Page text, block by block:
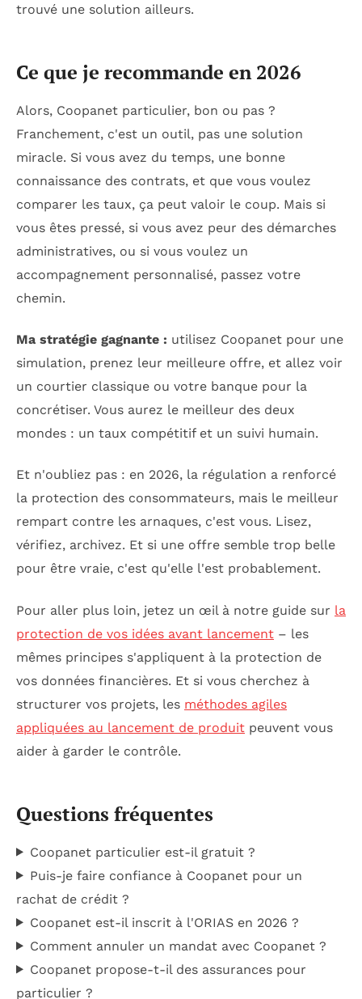
trouvé une solution ailleurs.
Ce que je recommande en 2026
Alors, Coopanet particulier, bon ou pas ?
Franchement, c'est un outil, pas une solution
miracle. Si vous avez du temps, une bonne
connaissance des contrats, et que vous voulez
comparer les taux, ça peut valoir le coup. Mais si
vous êtes pressé, si vous avez peur des démarches
administratives, ou si vous voulez un
accompagnement personnalisé, passez votre
chemin.
Ma stratégie gagnante : utilisez Coopanet pour une
simulation, prenez leur meilleure offre, et allez voir
un courtier classique ou votre banque pour la
concrétiser. Vous aurez le meilleur des deux
mondes : un taux compétitif et un suivi humain.
Et n'oubliez pas : en 2026, la régulation a renforcé
la protection des consommateurs, mais le meilleur
rempart contre les arnaques, c'est vous. Lisez,
vérifiez, archivez. Et si une offre semble trop belle
pour être vraie, c'est qu'elle l'est probablement.
Pour aller plus loin, jetez un œil à notre guide sur la
protection de vos idées avant lancement – les
mêmes principes s'appliquent à la protection de
vos données financières. Et si vous cherchez à
structurer vos projets, les méthodes agiles
appliquées au lancement de produit peuvent vous
aider à garder le contrôle.
Questions fréquentes
Coopanet particulier est-il gratuit ?
Puis-je faire confiance à Coopanet pour un
rachat de crédit ?
Coopanet est-il inscrit à l'ORIAS en 2026 ?
Comment annuler un mandat avec Coopanet ?
Coopanet propose-t-il des assurances pour
particulier ?